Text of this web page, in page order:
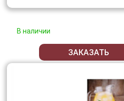
В наличии
ЗАКАЗАТЬ